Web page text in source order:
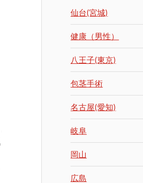
仙台(宮城)
健康（男性）
八王子(東京)
包茎手術
名古屋(愛知)
岐阜
岡山
広島